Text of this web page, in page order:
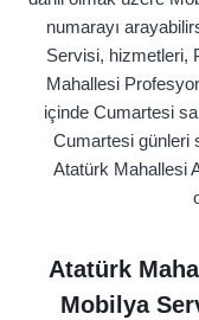
numarayı
Servisi, hizmetleri,
Mahallesi
içinde Cumartesi
Cumartesi günleri
Atatürk Mahallesi
Atatürk
Mobilya